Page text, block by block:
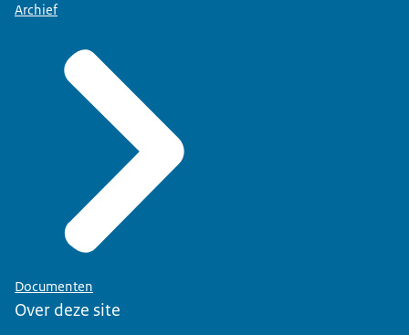
Archief
Documenten
Over deze site